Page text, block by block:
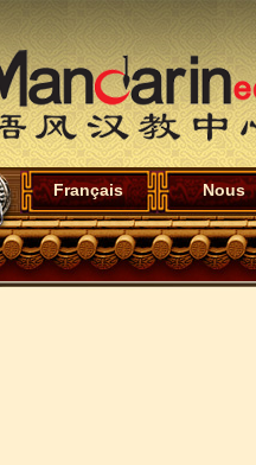
Français Nous